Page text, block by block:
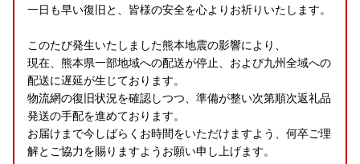
一日も早い復旧と、皆様の安全を心よりお祈りいたします。
このたび発生いたしました熊本地震の影響により、
現在、熊本県一部地域への配送が停止、および九州全域への
配送に遅延が生じております。
物流網の復旧状況を確認しつつ、準備が整い次第順次返礼品
発送の手配を進めております。
お届けまで今しばらくお時間をいただけますよう、何卒ご理
解とご協力を賜りますようお願い申し上げます。